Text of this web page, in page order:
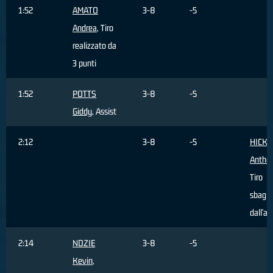
1:52
AMATO
Andrea, Tiro
realizzato da
3 punti
3-8 -5
1:52
POTTS
Giddy, Assist
3-8 -5
2:12 3-8 -5
Tiro
2:14
NDZIE
Kevin,
3-8 -5